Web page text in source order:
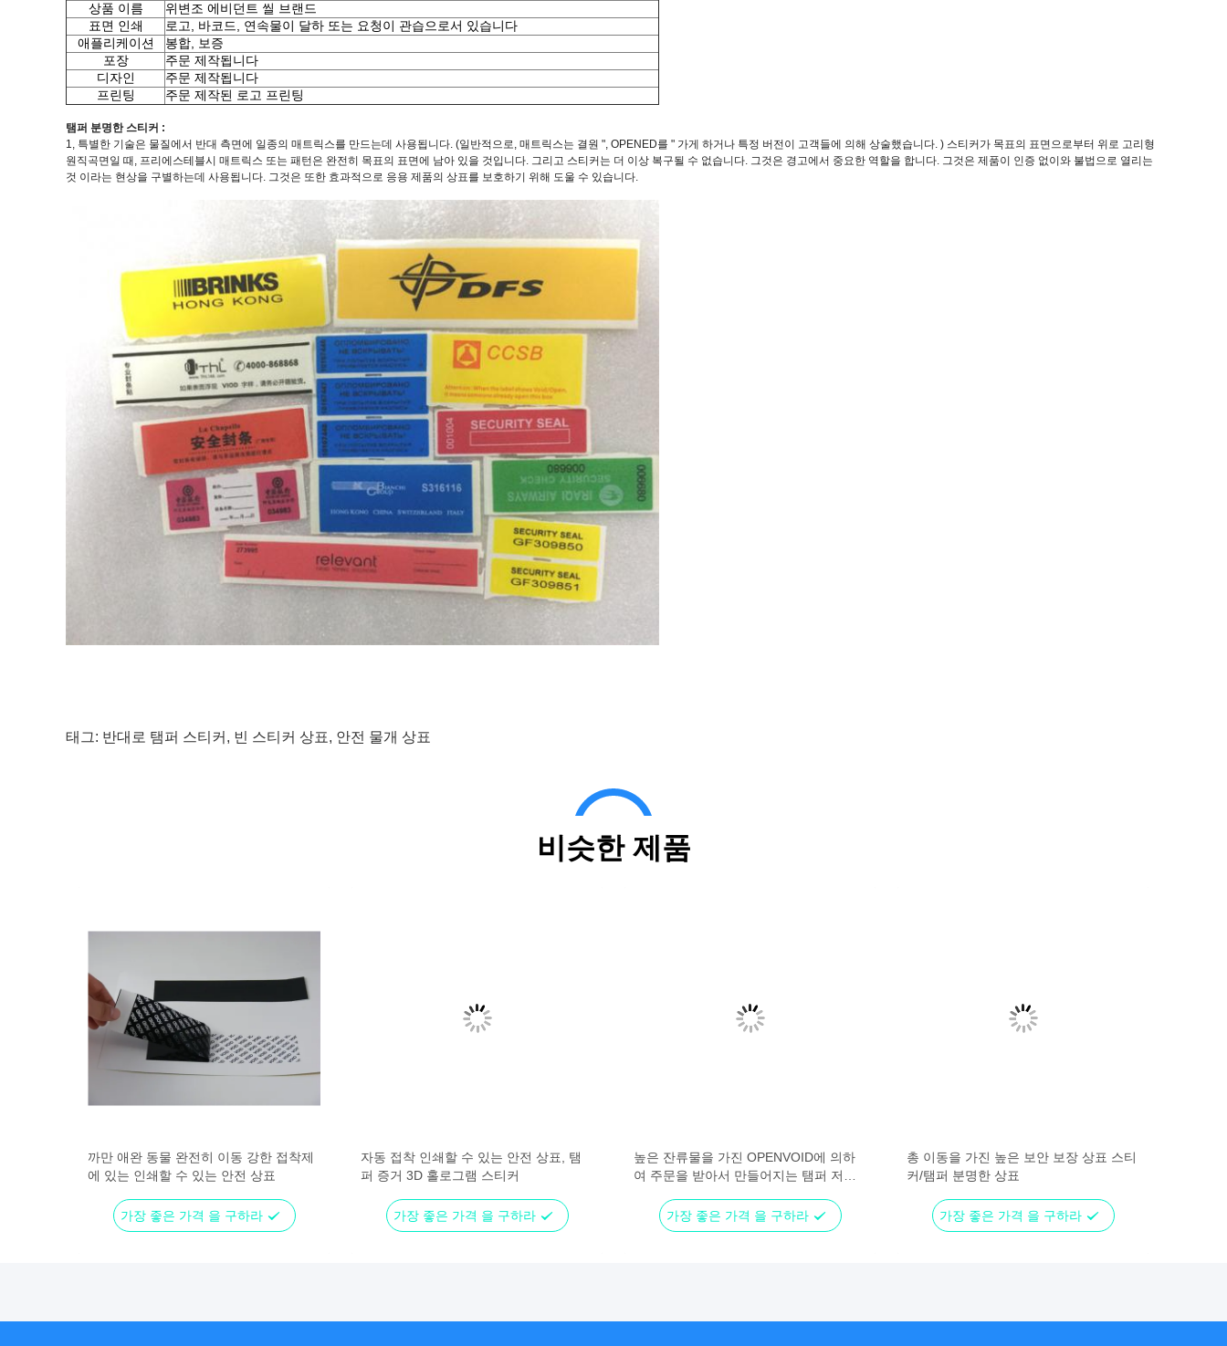
상품 이름
위변조 에비던트 씰 브랜드
표면 인쇄
로고, 바코드, 연속물이 달하 또는 요청이 관습으로서 있습니다
애플리케이션
봉합, 보증
포장
주문 제작됩니다
디자인
주문 제작됩니다
프린팅
주문 제작된 로고 프린팅
탬퍼 분명한 스티커 :
1, 특별한 기술은 물질에서 반대 측면에 일종의 매트릭스를 만드는데 사용됩니다. (일반적으로, 매트릭스는 결원 ", OPENED를 " 가게 하거나 특정 버전이 고객들에 의해 상술했습니다. ) 스티커가 목표의 표면으로부터 위로 고리형
원직곡면일 때, 프리에스테블시 매트릭스 또는 패턴은 완전히 목표의 표면에 남아 있을 것입니다. 그리고 스티커는 더 이상 복구될 수 없습니다. 그것은 경고에서 중요한 역할을 합니다. 그것은 제품이 인증 없이와 불법으로 열리는
것 이라는 현상을 구별하는데 사용됩니다. 그것은 또한 효과적으로 응용 제품의 상표를 보호하기 위해 도울 수 있습니다.
태그: 반대로 탬퍼 스티커 , 빈 스티커 상표, 안전 물개 상표
비슷한 제품
까만 애완 동물 완전히 이동 강한 접착제
에 있는 인쇄할 수 있는 안전 상표
가장 좋은 가격 을 구하라
자동 접착 인쇄할 수 있는 안전 상표, 탬
퍼 증거 3D 홀로그램 스티커
가장 좋은 가격 을 구하라
높은 잔류물을 가진 OPENVOID에 의하
여 주문을 받아서 만들어지는 탬퍼 저항
가장 좋은 가격 을 구하라
총 이동을 가진 높은 보안 보장 상표 스티
커/탬퍼 분명한 상표
가장 좋은 가격 을 구하라